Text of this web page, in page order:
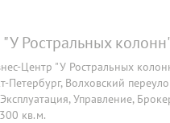
Ростральных
Центр "У Ростральных
Петербург, Волховский
Управление,
кв.м.